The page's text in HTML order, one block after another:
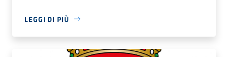
LEGGI DI PIÙ